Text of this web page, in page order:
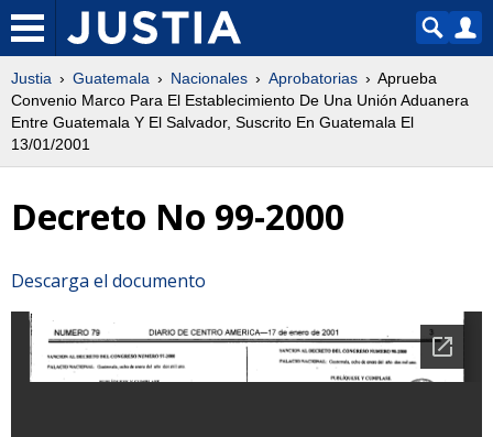
Justia Guatemala Nacionales Aprobatorias
Aprueba
Convenio Marco Para El Establecimiento De Una Unión Aduanera
Entre Guatemala Y El Salvador, Suscrito En Guatemala El
13/01/2001
Decreto No 99-2000
Descarga el documento